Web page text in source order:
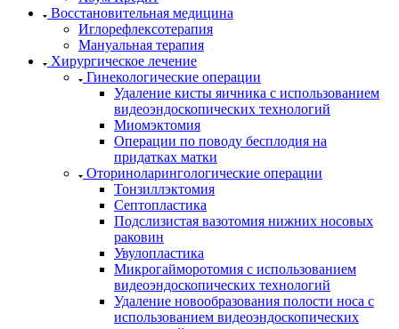
Восстановительная медицина
Иглорефлексотерапия
Мануальная терапия
Хирургическое лечение
Гинекологические операции
Удаление кисты яичника с использованием
видеоэндоскопических технологий
Миомэктомия
Операции по поводу бесплодия на
придатках матки
Оториноларингологические операции
Тонзиллэктомия
Септопластика
Подслизистая вазотомия нижних носовых
раковин
Увулопластика
Микрогайморотомия с использованием
видеоэндоскопических технологий
Удаление новообразования полости носа с
использованием видеоэндоскопических